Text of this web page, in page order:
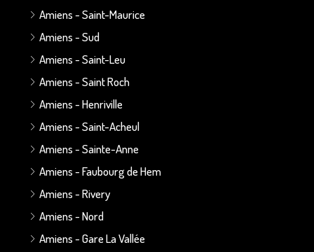
Amiens - Saint-Maurice
Amiens - Sud
Amiens - Saint-Leu
Amiens - Saint Roch
Amiens - Henriville
Amiens - Saint-Acheul
Amiens - Sainte-Anne
Amiens - Faubourg de Hem
Amiens - Rivery
Amiens - Nord
Amiens - Gare La Vallée